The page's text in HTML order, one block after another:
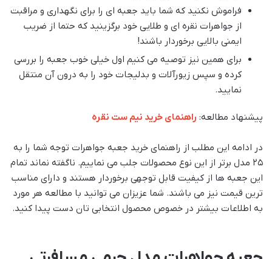
فراموش نکنید که شما باید جعبه ای را برای نگهداری و مراقبت
از جواهرات نقره ای و طلایی خود برگزینید که حتما از ضریب
ایمنی بالایی برخوردار باشند!
برای همین نیز توصیه می کنیم اول خیلی خوب جعبه را بررسی
کرده و سپس زیورآلات و بدلیجات خود را به درون آن منتقل
نمایید.
پیشنهاد مطالعه: راهنمای خرید نیم ست نقره
در ادامه این مطلب از راهنمای خرید جعبه جواهرات توجه شما را به
۲۵ مدل برتر از این نوع محصولات جلب می نماییم. ناگفته نماند تمام
این جعبه ها از کیفیت قابل توجهی برخوردار هستند و دارای مناسب
ترین قیمت نیز می باشند. شما عزیزان می توانید با مطالعه هر مورد
به اطلاعات بیشتر در خصوص محصول انتخابی تان دست پیدا کنید.